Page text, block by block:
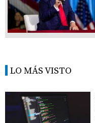
LO MÁS VISTO